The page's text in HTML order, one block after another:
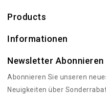
Products
Informationen
Newsletter Abonnieren
Abonnieren Sie unseren
Neuigkeiten über